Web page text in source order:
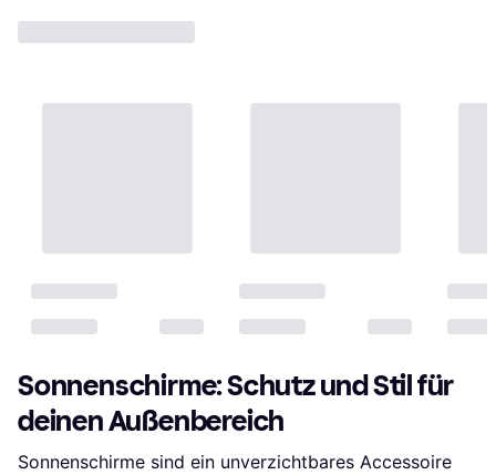
Sonnenschirme: Schutz und Stil für
deinen Außenbereich
Sonnenschirme sind ein unverzichtbares Accessoire